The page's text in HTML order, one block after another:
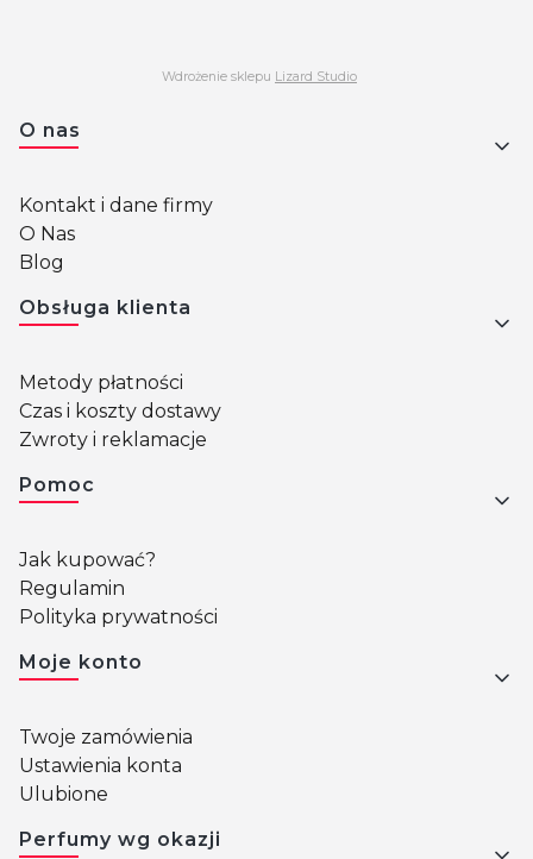
Wdrożenie sklepu Lizard Studio
Linki w stopce
O nas
Kontakt i dane firmy
O Nas
Blog
Obsługa klienta
Metody płatności
Czas i koszty dostawy
Zwroty i reklamacje
Pomoc
Jak kupować?
Regulamin
Polityka prywatności
Moje konto
Twoje zamówienia
Ustawienia konta
Ulubione
Perfumy wg okazji